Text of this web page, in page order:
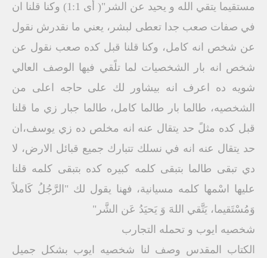
مستقيما يتقي الله و يحيد عن الشر"( أى 1:1) وكنا قلنا ان
في صفات صعب جدا تعطى لبشر، يعني ما نقدرش نقول
عن شخص انه كامل، وكنا قلنا قبل كده صعب نقول عن
شخص انه بار الشخصيات لما تلًقي فيها الوصف العالي
شويه ده اعرف انه بيشاور لك على حاجه اعلى من
الشخصيه، طالما بار طالما كامل، طالما جبار زي ما قلنا
قبل كده مثلً حد يتقال عنه انه مخلص ده زي يوسف،ان
حد يتقال عنه انه في نسلك تتبارك جميع قبائل الارض، لا
دي تبقى طالما بتبقى كلمه كبيره كده بتبقى كلمه قلنا
عليها اسْمها كلمه مسيانية، فهنا يقول لك "الرَّجُلُ كَاملاً
وَمُسْتَقيما، يَتَّقي اللهَ وَ يَحيَدُ عَن الشَّر"
شخصيه ايوب و تحمله التجارب
الكتاب المقدس وصف لنا شخصيه ايوب بشكل جميل